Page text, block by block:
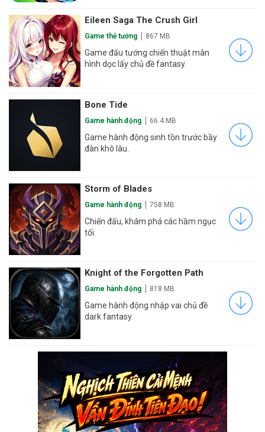
Eileen Saga The Crush Girl
Game thẻ tướng 867 MB
Game đấu tướng chiến thuật màn
hình dọc lấy chủ đề fantasy.
Bone Tide
Game hành động 66.4 MB
Game hành động sinh tồn trước bầy
đàn khô lâu.
Storm of Blades
Game hành động 758 MB
Chiến đấu, khám phá các hầm ngục
tối.
Knight of the Forgotten Path
Game hành động 818 MB
Game hành động nhập vai chủ đề
dark fantasy.